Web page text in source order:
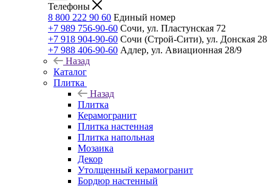
Телефоны
8 800 222 90 60 Единый номер
+7 989 756-90-60 Сочи, ул. Пластунская 72
+7 918 904-90-60 Сочи (Строй-Сити), ул. Донская 28
+7 988 406-90-60 Адлер, ул. Авиационная 28/9
Назад
Каталог
Плитка
Назад
Плитка
Керамогранит
Плитка настенная
Плитка напольная
Мозаика
Декор
Утолщенный керамогранит
Бордюр настенный